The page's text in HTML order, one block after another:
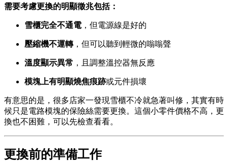
需要考慮更換的明顯徵兆包括：
雪櫃完全不通電，但電源線是好的
壓縮機不運轉，但可以聽到輕微的嗡嗡聲
溫度顯示異常 ，且調整溫控器無反應
模塊上有明顯燒焦痕跡或元件損壞
有意思的是，很多店家一發現雪櫃不冷就急著叫修，其實有時
候只是電路模塊的保險絲需要更換。這個小零件價格不高，更
換也不困難，可以先檢查看看。
更換前的準備工作